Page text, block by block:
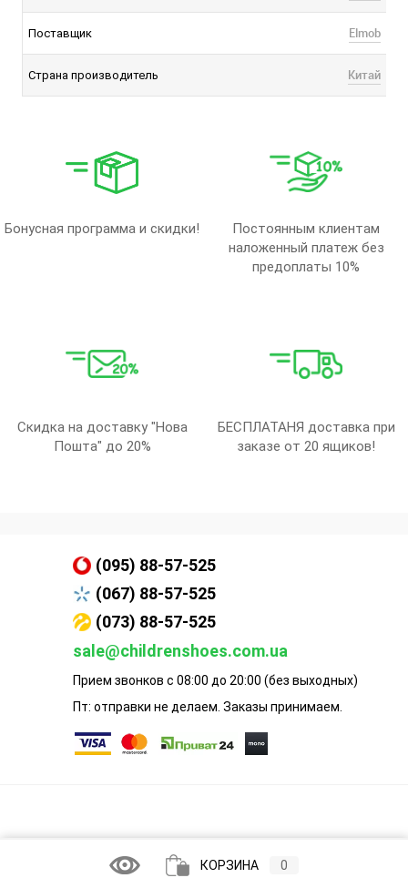
Поставщик Elmob
Страна производитель Китай
Бонусная программа и скидки!
Постоянным клиентам
наложенный платеж без
предоплаты 10%
Скидка на доставку "Нова
Пошта" до 20%
БЕСПЛАТАНЯ доставка при
заказе от 20 ящиков!
(095) 88-57-525
(067) 88-57-525
(073) 88-57-525
sale@childrenshoes.com.ua
Прием звонков с 08:00 до 20:00 (без выходных)
Пт: отправки не делаем. Заказы принимаем.
КОРЗИНА 0